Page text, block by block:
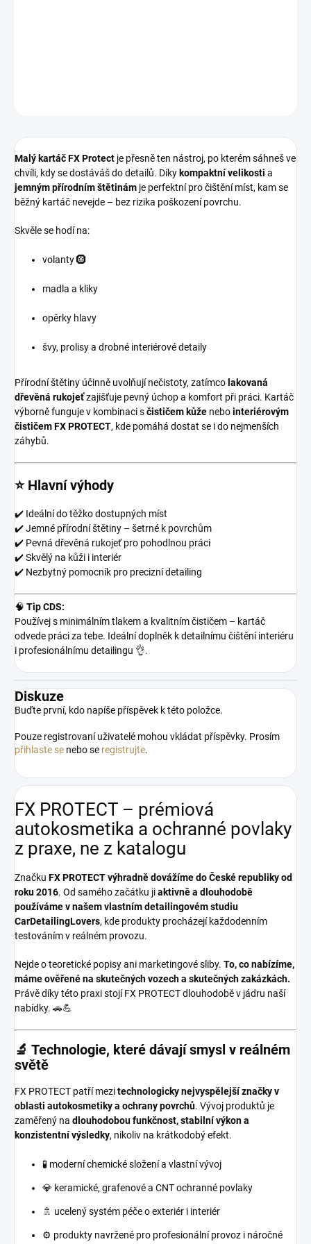
Malý kartáč FX Protect je přesně ten nástroj, po kterém sáhneš ve
chvíli, kdy se dostáváš do detailů. Díky kompaktní velikosti a
jemným přírodním štětinám je perfektní pro čištění míst, kam se
běžný kartáč nevejde – bez rizika poškození povrchu.
Skvěle se hodí na:
volanty 🛞
madla a kliky
opěrky hlavy
švy, prolisy a drobné interiérové detaily
Přírodní štětiny účinně uvolňují nečistoty, zatímco lakovaná
dřevěná rukojeťzajišťuje pevný úchop a komfort při práci. Kartáč
výborně funguje v kombinaci sčističem kůže nebointeriérovým
čističem FX PROTECT, kde pomáhá dostat se i do nejmenších
záhybů.
⭐ Hlavní výhody
✔️ Ideální do těžko dostupných míst
✔️ Jemné přírodní štětiny – šetrné k povrchům
✔️ Pevná dřevěná rukojeť pro pohodlnou práci
✔️ Skvělý na kůži i interiér
✔️ Nezbytný pomocník pro precizní detailing
🧠 Tip CDS:
Používej s minimálním tlakem a kvalitním čističem – kartáč
odvede práci za tebe. Ideální doplněk k detailnímu čištění interiéru
i profesionálnímu detailingu 👌.
Diskuze
Buďte první, kdo napíše příspěvek k této položce.
Pouze registrovaní uživatelé mohou vkládat příspěvky. Prosím
přihlaste se nebo se registrujte.
FX PROTECT – prémiová
autokosmetika a ochranné povlaky
z praxe, ne z katalogu
Značku FX PROTECTvýhradně dovážíme do České republiky od
roku 2016. Od samého začátku jiaktivně a dlouhodobě
používáme v našem vlastním detailingovém studiu
CarDetailingLovers, kde produkty procházejí každodenním
testováním v reálném provozu.
Nejde o teoretické popisy ani marketingové sliby. To, co nabízíme,
máme ověřené na skutečných vozech a skutečných zakázkách.
Právě díky této praxi stojí FX PROTECT dlouhodobě v jádru naší
nabídky. 🚗💪
🔬 Technologie, které dávají smysl v reálném
světě
FX PROTECT patří mezitechnologicky nejvyspělejší značky v
oblasti autokosmetiky a ochrany povrchů. Vývoj produktů je
zaměřený na dlouhodobou funkčnost, stabilní výkon a
konzistentní výsledky, nikoliv na krátkodobý efekt.
🧪 moderní chemické složení a vlastní vývoj
💎 keramické, grafenové a CNT ochranné povlaky
🚿 ucelený systém péče o exteriér i interiér
⚙️ produkty navržené pro profesionální provoz i náročné